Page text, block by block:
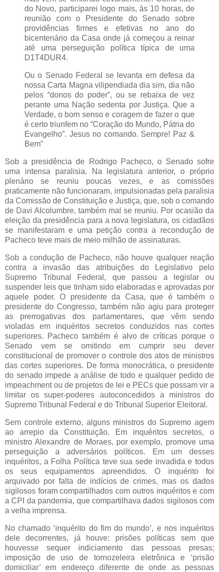
do Novo, participarei logo mais, às 10 horas, de
reunião com o Presidente do Senado sobre
providências firmes e efetivas no ano do
bicentenário da Casa onde já começou a reinar
até uma perseguição política típica de uma
D1T4DUR4.
Ou o Senado Federal se levanta em defesa da
nossa Carta Magna vilipendiada dia sim, dia não
pelos “donos do poder”, ou se rebaixa de vez
perante uma Nação sedenta por Justiça. Que a
Verdade, o bom senso e coragem de fazer o que
é certo triunfem no “Coração do Mundo, Pátria do
Evangelho”. Jesus no comando. Sempre! Paz &
Bem”
Sob a presidência de Rodrigo Pacheco, o Senado sofre
uma intensa paralisia. Na legislatura anterior, o próprio
plenário se reuniu poucas vezes, e as comissões
praticamente não funcionaram, impulsionadas pela paralisia
da Comissão de Constituição e Justiça, que, sob o comando
de Davi Alcolumbre, também mal se reuniu. Por ocasião da
eleição da presidência para a nova legislatura, os cidadãos
se manifestaram e uma petição contra a recondução de
Pacheco teve mais de meio milhão de assinaturas.
Sob a condução de Pacheco, não houve qualquer reação
contra a invasão das atribuições do Legislativo pelo
Supremo Tribunal Federal, que passou a legislar ou
suspender leis que tinham sido elaboradas e aprovadas por
aquele poder. O presidente da Casa, que é também o
presidente do Congresso, também não agiu para proteger
as prerrogativas dos parlamentares, que vêm sendo
violadas em inquéritos secretos conduzidos nas cortes
superiores. Pacheco também é alvo de críticas porque o
Senado vem se omitindo em cumprir seu dever
constitucional de promover o controle dos atos de ministros
das cortes superiores. De forma monocrática, o presidente
do senado impede a análise de todo e qualquer pedido de
impeachment ou de projetos de lei e PECs que possam vir a
limitar os super-poderes autoconcedidos a ministros do
Supremo Tribunal Federal e do Tribunal Superior Eleitoral.
Sem controle externo, alguns ministros do Supremo agem
ao arrepio da Constituição. Em inquéritos secretos, o
ministro Alexandre de Moraes, por exemplo, promove uma
perseguição a adversários políticos. Em um desses
inquéritos, a Folha Política teve sua sede invadida e todos
os seus equipamentos apreendidos. O inquérito foi
arquivado por falta de indícios de crimes, mas os dados
sigilosos foram compartilhados com outros inquéritos e com
a CPI da pandemia, que compartilhava dados sigilosos com
a velha imprensa.
No chamado ‘inquérito do fim do mundo’, e nos inquéritos
dele decorrentes, já houve: prisões políticas sem que
houvesse sequer indiciamento das pessoas presas;
imposição de uso de tornozeleira eletrônica e ‘prisão
domiciliar’ em endereço diferente de onde as pessoas